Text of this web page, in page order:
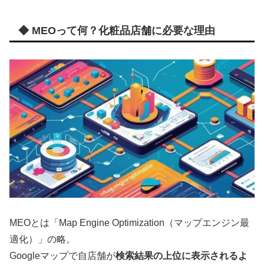
◆ MEOって何？化粧品店舗に必要な理由
MEOとは「Map Engine Optimization（マップエンジン最
適化）」の略。
Googleマップで自店舗が検索結果の上位に表示されるよ